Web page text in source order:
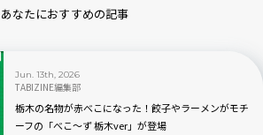
あなたにおすすめの記事
Jun. 13th, 2026
TABIZINE編集部
栃木の名物が赤べこになった！餃子やラーメンがモチ
ーフの「べこ～ず 栃木ver」が登場